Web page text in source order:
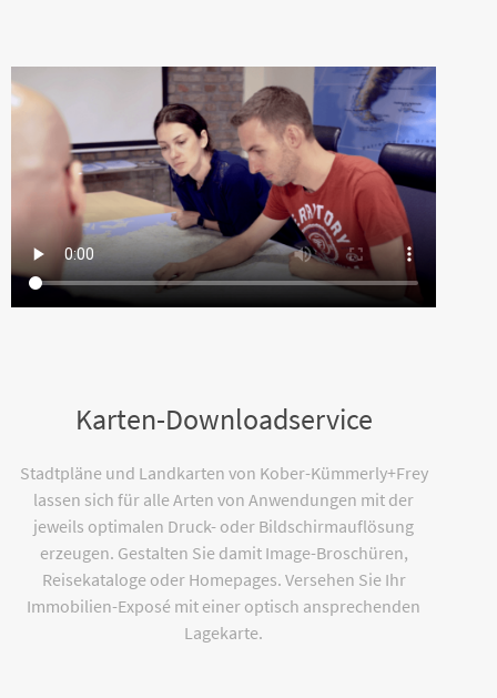
Karten-Downloadservice
Stadtpläne und Landkarten von Kober-Kümmerly+Frey
lassen sich für alle Arten von Anwendungen mit der
jeweils optimalen Druck- oder Bildschirmauflösung
erzeugen. Gestalten Sie damit Image-Broschüren,
Reisekataloge oder Homepages. Versehen Sie Ihr
Immobilien-Exposé mit einer optisch ansprechenden
Lagekarte.